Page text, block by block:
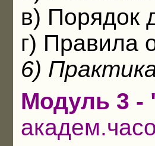
в) Порядок
г) Правила
6)
Модуль 3 -